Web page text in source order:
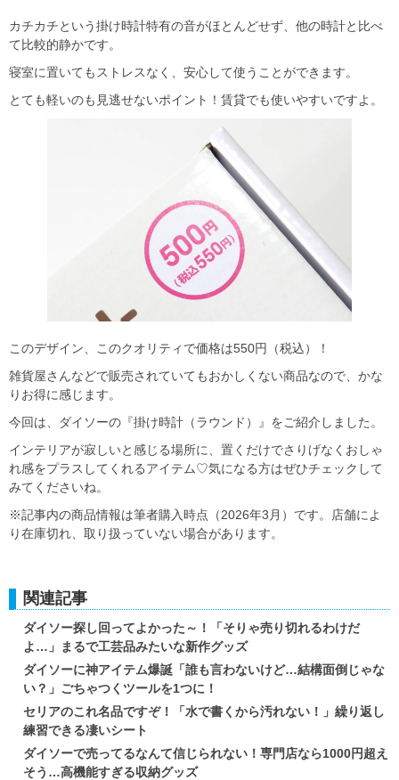
カチカチという掛け時計特有の音がほとんどせず、他の時計と比べ
て比較的静かです。
寝室に置いてもストレスなく、安心して使うことができます。
とても軽いのも見逃せないポイント！賃貸でも使いやすいですよ。
このデザイン、このクオリティで価格は550円（税込）！
雑貨屋さんなどで販売されていてもおかしくない商品なので、かな
りお得に感じます。
今回は、ダイソーの『掛け時計（ラウンド）』をご紹介しました。
インテリアが寂しいと感じる場所に、置くだけでさりげなくおしゃ
れ感をプラスしてくれるアイテム♡気になる方はぜひチェックして
みてくださいね。
※記事内の商品情報は筆者購入時点（2026年3月）です。店舗によ
り在庫切れ、取り扱っていない場合があります。
関連記事
ダイソー探し回ってよかった～！「そりゃ売り切れるわけだ
よ…」まるで工芸品みたいな新作グッズ
ダイソーに神アイテム爆誕「誰も言わないけど…結構面倒じゃな
い？」ごちゃつくツールを1つに！
セリアのこれ名品ですぞ！「水で書くから汚れない！」繰り返し
練習できる凄いシート
ダイソーで売ってるなんて信じられない！専門店なら1000円超え
そう…高機能すぎる収納グッズ